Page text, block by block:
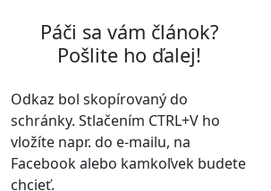
Páči sa vám článok?
Pošlite ho ďalej!
Odkaz bol skopírovaný do
schránky. Stlačením CTRL+V ho
vložíte napr. do e-mailu, na
Facebook alebo kamkoľvek budete
chcieť.